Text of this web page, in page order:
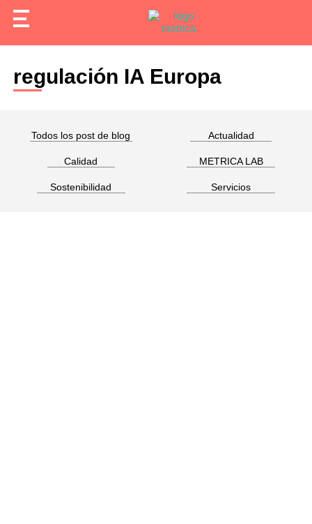
regulación IA Europa
Todos los post de blog Actualidad
Calidad METRICA LAB
Sostenibilidad Servicios